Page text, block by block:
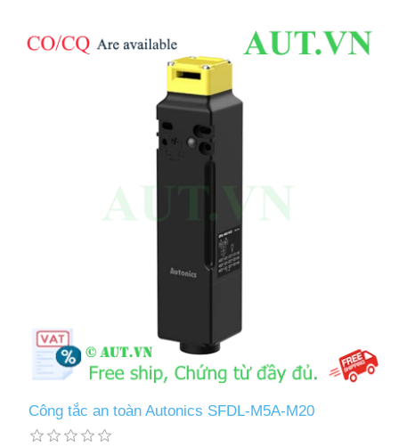
Công tắc an toàn Autonics SFDL-M5A-M20